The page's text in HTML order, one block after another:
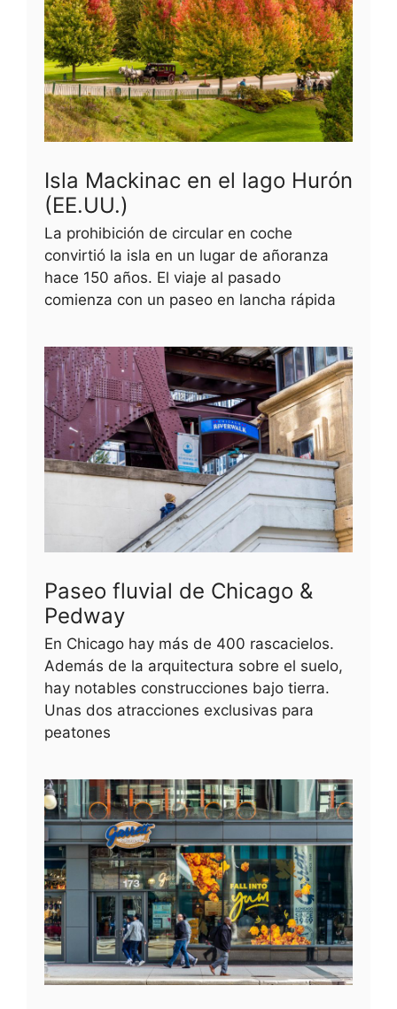
Isla Mackinac en el lago Hurón
(EE.UU.)
La prohibición de circular en coche
convirtió la isla en un lugar de añoranza
hace 150 años. El viaje al pasado
comienza con un paseo en lancha rápida
Paseo fluvial de Chicago &
Pedway
En Chicago hay más de 400 rascacielos.
Además de la arquitectura sobre el suelo,
hay notables construcciones bajo tierra.
Unas dos atracciones exclusivas para
peatones